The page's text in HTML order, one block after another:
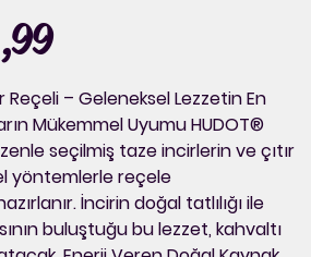
Reçeli – Geleneksel Lezzetin En
Mükemmel Uyumu HUDOT®
seçilmiş taze incirlerin ve çıtır
yöntemlerle reçele
İncirin doğal tatlılığı ile
buluştuğu bu lezzet, kahvaltı